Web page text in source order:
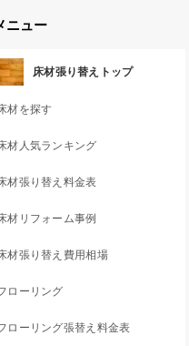
ニュー
床材張り替えトップ
材を探す
材人気ランキング
材張り替え料金表
材リフォーム事例
材張り替え費用相場
ローリング
ローリング張替え料金表